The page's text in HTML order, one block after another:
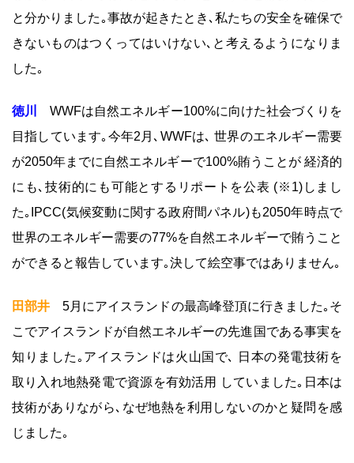
と分かりました｡事故が起きたとき､私たちの安全を確保で
きないものはつくってはいけない､と考えるようになりま
した｡
徳川
WWFは自然エネルギー100%に向けた社会づくりを
目指しています｡今年2月､WWFは､ 世界のエネルギー需要
が2050年までに自然エネルギーで100%賄うことが 経済的
にも､技術的にも可能とするリポートを公表 (※1)しまし
た｡IPCC(気候変動に関する政府間パネル)も2050年時点で
世界のエネルギー需要の77%を自然エネルギーで賄うこと
ができると報告しています｡決して絵空事ではありません｡
田部井 5月にアイスランドの最高峰登頂に行きました｡そ
こでアイスランドが自然エネルギーの先進国である事実を
知りました｡アイスランドは火山国で､ 日本の発電技術を
取り入れ地熱発電で資源を有効活用 していました｡日本は
技術がありながら､なぜ地熱を利用しないのかと疑問を感
じました｡